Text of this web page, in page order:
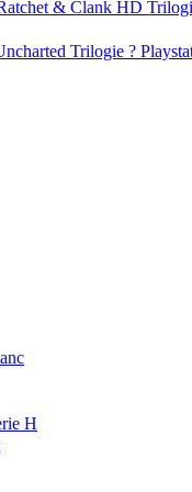
& Clank HD
Trilogie ?
H